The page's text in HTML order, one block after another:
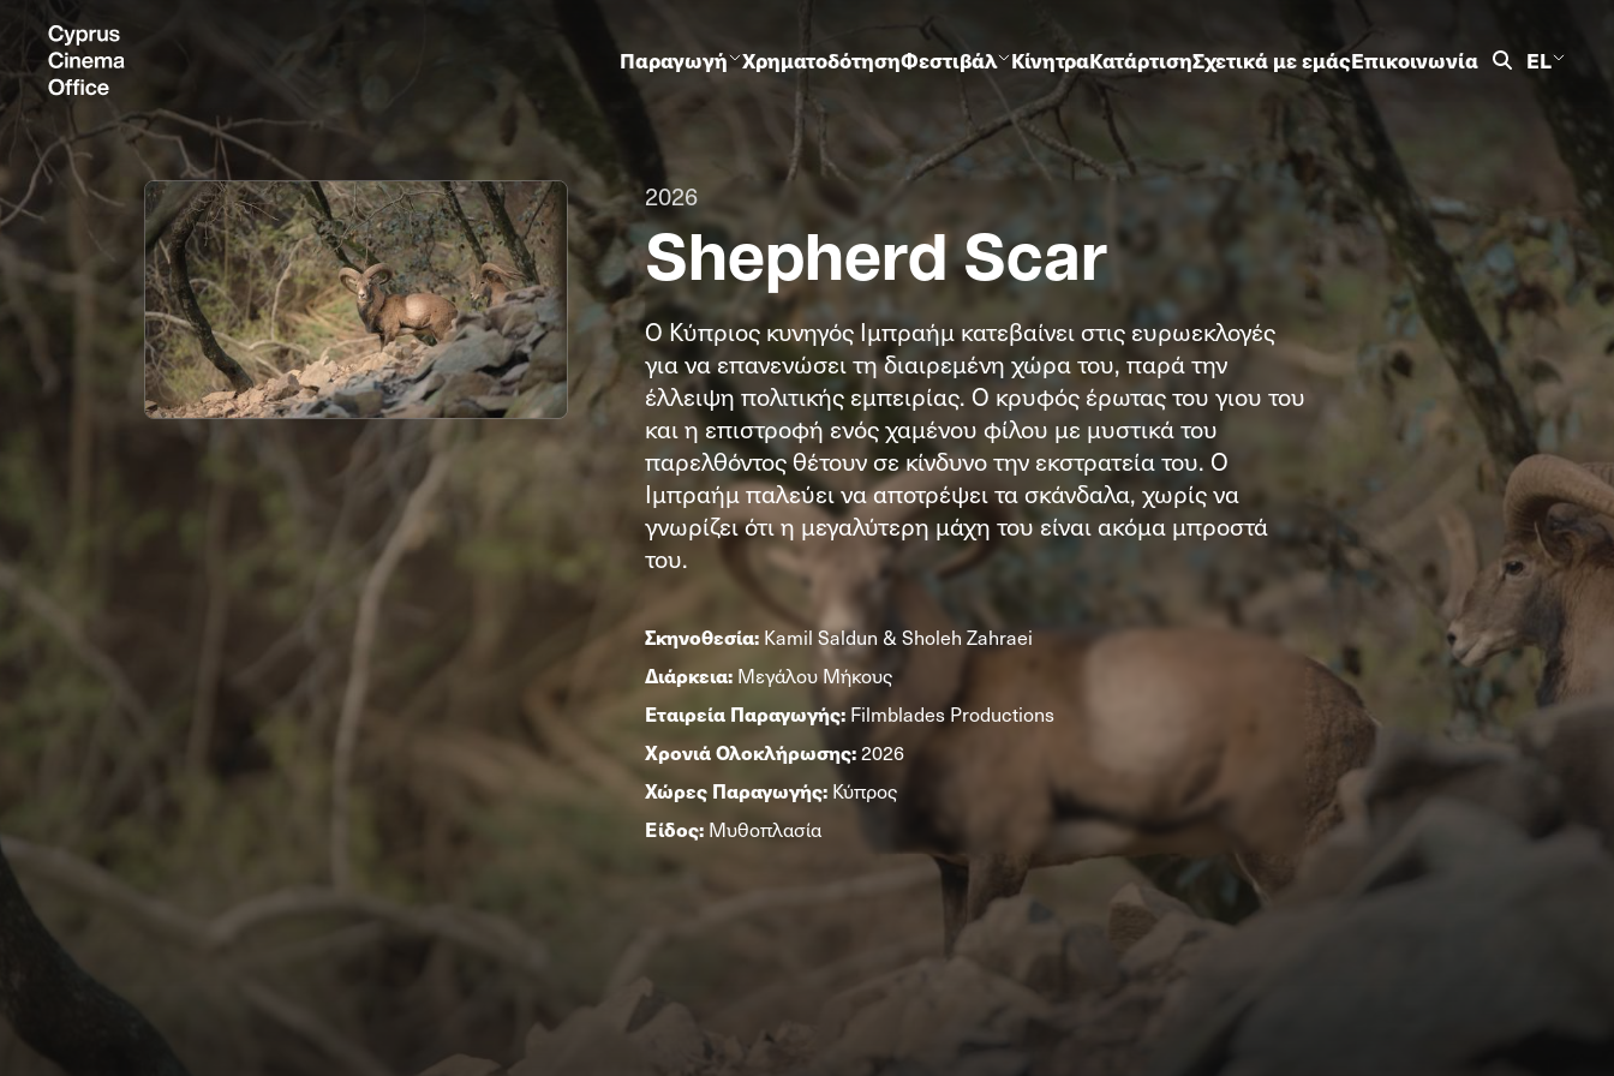
Παραγωγή ΧρηματοδότησηΦεστιβάλ ΚίνητραΚατάρτισηΣχετικά με εμάςΕπικοινωνία EL
2026
Shepherd Scar
Ο Κύπριος κυνηγός Ιμπραήμ κατεβαίνει στις ευρωεκλογές
για να επανενώσει τη διαιρεμένη χώρα του, παρά την
έλλειψη πολιτικής εμπειρίας. Ο κρυφός έρωτας του γιου του
και η επιστροφή ενός χαμένου φίλου με μυστικά του
παρελθόντος θέτουν σε κίνδυνο την εκστρατεία του. Ο
Ιμπραήμ παλεύει να αποτρέψει τα σκάνδαλα, χωρίς να
γνωρίζει ότι η μεγαλύτερη μάχη του είναι ακόμα μπροστά
του.
Σκηνοθεσία: Kamil Saldun & Sholeh Zahraei
Διάρκεια: Μεγάλου Μήκους
Εταιρεία Παραγωγής: Filmblades Productions
Χρονιά Ολοκλήρωσης:2026
Χώρες Παραγωγής: Κύπρος
Είδος: Μυθοπλασία